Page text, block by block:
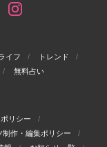
イフ
トレンド
無料占い
リシー
制作・編集ポリシー